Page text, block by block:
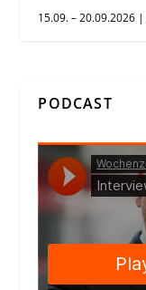
15.09. – 20.09.2026
PODCAST